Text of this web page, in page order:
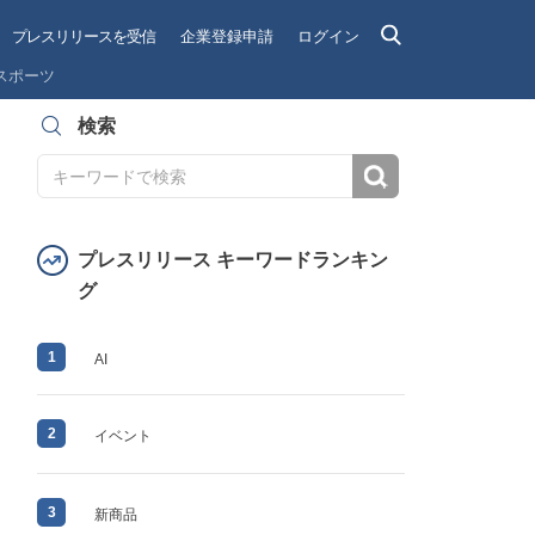
プレスリリースを受信 企業登録申請 ログイン
ポーツ
検索
プレスリリース キーワードランキン
グ
1 AI
2 イベント
3 新商品